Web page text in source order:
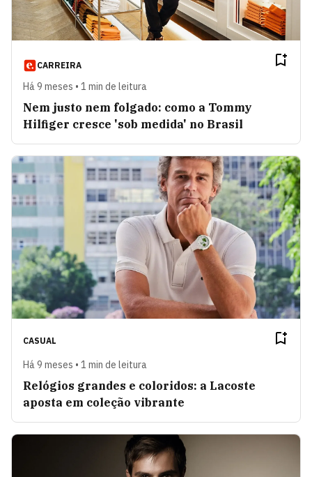
CARREIRA
Há 9 meses • 1 min de leitura
Nem justo nem folgado: como a Tommy
Hilfiger cresce 'sob medida' no Brasil
CASUAL
Há 9 meses • 1 min de leitura
Relógios grandes e coloridos: a Lacoste
aposta em coleção vibrante